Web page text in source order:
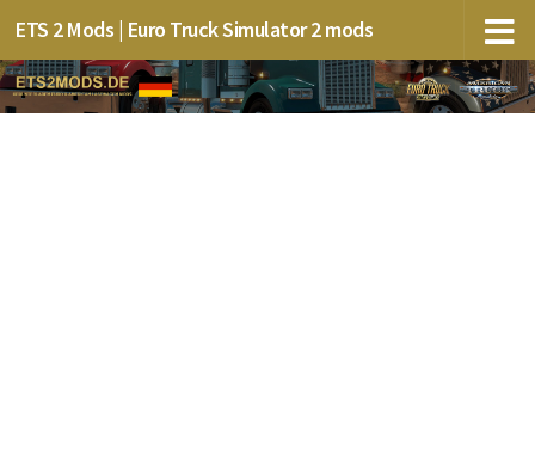
ETS 2 Mods | Euro Truck Simulator 2 mods